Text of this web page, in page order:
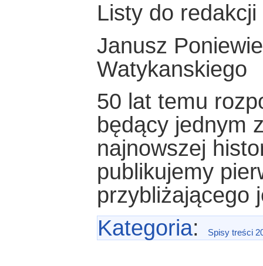
Listy do redakcji
Janusz
Watykanskiego
50 lat temu
będący jednym
najnowszej
publikujemy
przybliżającego
Kategoria: Spisy treści